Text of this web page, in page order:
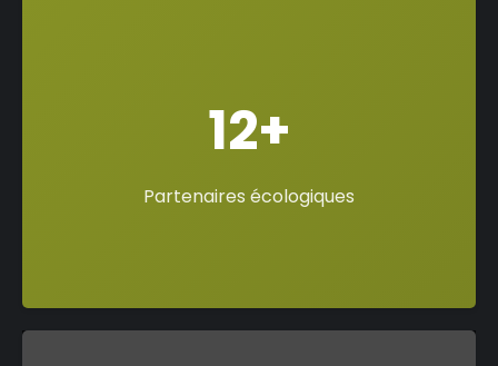
12+
Partenaires écologiques